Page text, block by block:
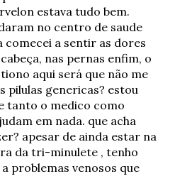
estava tudo bem.
no centro de saude
comecei a sentir as dores
nas pernas enfim, o
aqui será que não me
pilulas genericas? estou
tanto o medico como
em nada. que acha
apesar de ainda estar na
da tri-minulete , tenho
problemas venosos que